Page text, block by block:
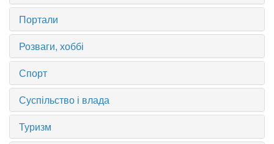
Портали
Розваги, хоббі
Спорт
Суспільство і влада
Туризм